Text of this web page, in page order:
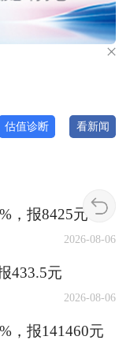
估值诊断 看新闻
，报8425元
2026-08-06
433.5元
2026-08-06
，报141460元